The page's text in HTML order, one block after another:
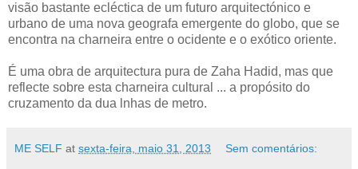
visão bastante ecléctica de um futuro arquitectónico e
urbano de uma nova geografa emergente do globo, que se
encontra na charneira entre o ocidente e o exótico oriente.
É uma obra de arquitectura pura de Zaha Hadid, mas que
reflecte sobre esta charneira cultural ... a propósito do
cruzamento da dua lnhas de metro.
ME SELF at sexta-feira, maio 31, 2013 Sem comentários: